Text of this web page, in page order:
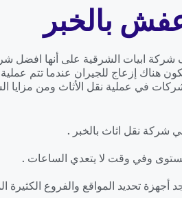
بالخبر
شركة ابيات الشرقية على أنها افضل
هناك إزعاج للجيران عندما تتم
في عملية نقل الأثاث ومن مزايا
شركة نقل اثاث بالخبر .
وفي وقت لا يتعدي الساعات .
أجهزة تحديد المواقع والفروع